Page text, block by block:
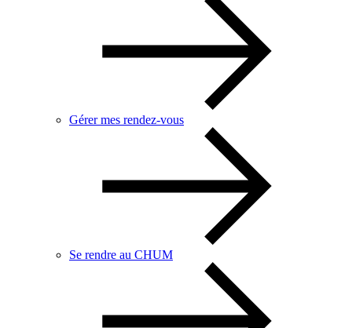
Gérer mes rendez-vous
Se rendre au CHUM